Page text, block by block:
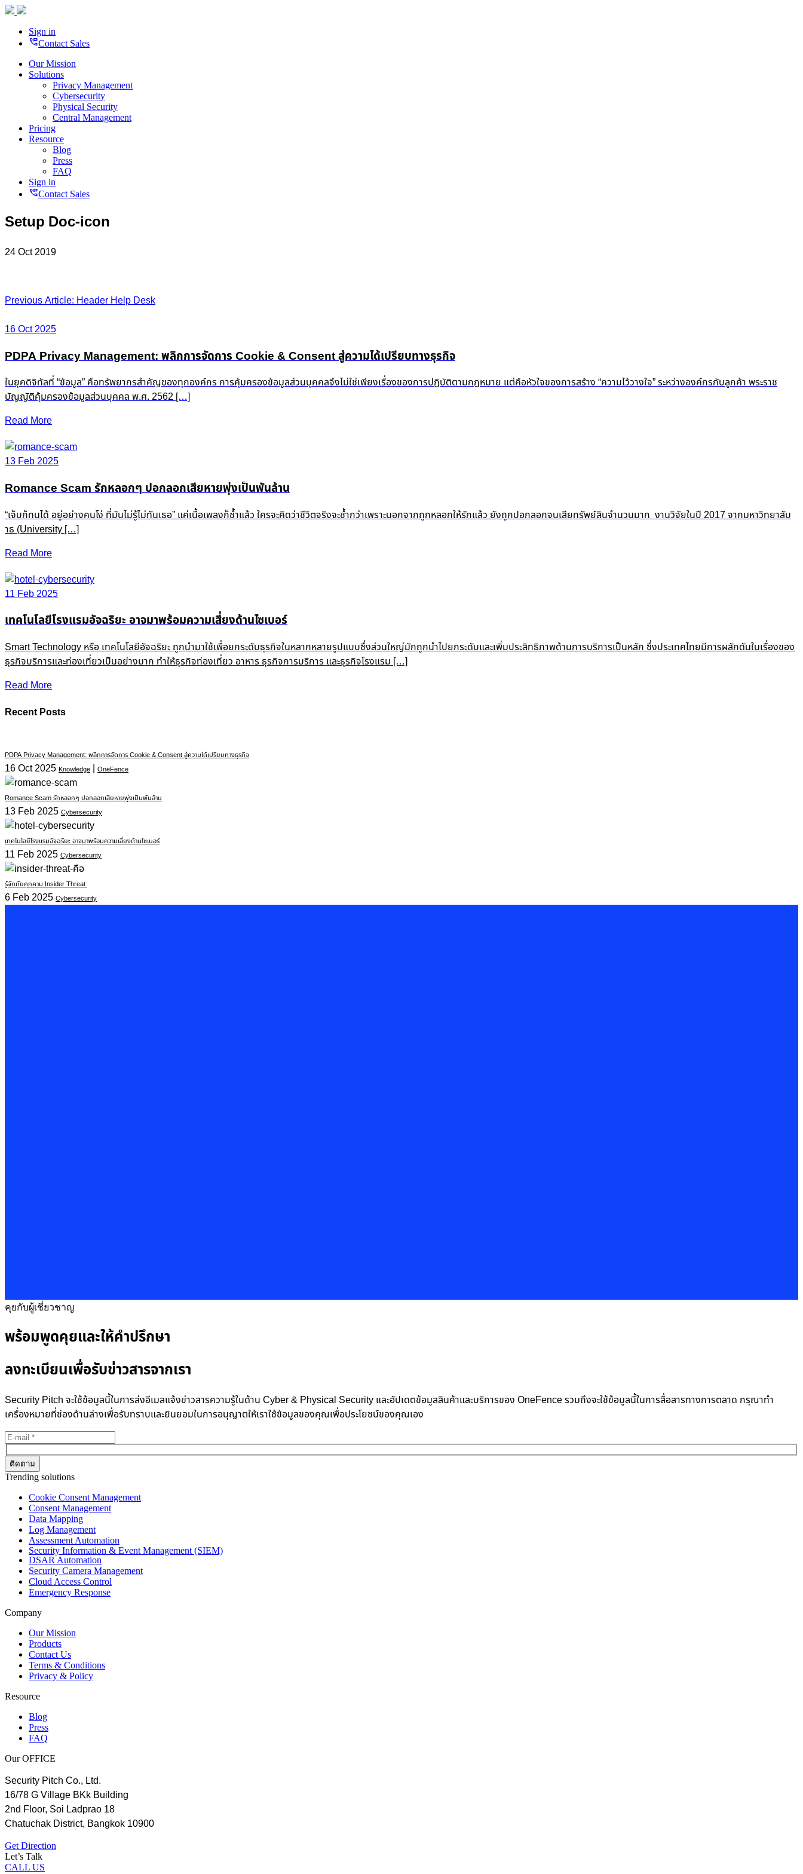
Sign in
perm_phone_msgContact Sales
Our Mission
Solutions
Privacy Management
Cybersecurity
Physical Security
Central Management
Pricing
Resource
Blog
Press
FAQ
Sign in
perm_phone_msgContact Sales
Setup Doc-icon
24 Oct 2019
Post
navigation
Previous Article: Header Help Desk
16 Oct 2025
PDPA Privacy Management: พลิกการจัดการ Cookie & Consent สู่ความได้เปรียบทางธุรกิจ
ในยุคดิจิทัลที่ “ข้อมูล” คือทรัพยากรสำคัญของทุกองค์กร การคุ้มครองข้อมูลส่วนบุคคลจึงไม่ใช่เพียงเรื่องของการปฏิบัติตามกฎหมาย แต่คือหัวใจของการสร้าง “ความไว้วางใจ” ระหว่างองค์กรกับลูกค้า พระราช
บัญญัติคุ้มครองข้อมูลส่วนบุคคล พ.ศ. 2562 […]
Read More
13 Feb 2025
Romance Scam รักหลอกๆ ปอกลอกเสียหายพุ่งเป็นพันล้าน
“เจ็บก็ทนได้ อยู่อย่างคนโง่ ที่มันไม่รู้ไม่ทันเธอ” แค่เนื้อเพลงก็ช้ำแล้ว ใครจะคิดว่าชีวิตจริงจะช้ำกว่าเพราะนอกจากถูกหลอกให้รักแล้ว ยังถูกปอกลอกจนเสียทรัพย์สินจำนวนมาก งานวิจัยในปี 2017 จากมหาวิทยาลับ
าธ (University […]
Read More
11 Feb 2025
เทคโนโลยีโรงแรมอัจฉริยะ อาจมาพร้อมความเสี่ยงด้านไซเบอร์
Smart Technology หรือ เทคโนโลยีอัจฉริยะ ถูกนำมาใช้เพื่อยกระดับธุรกิจในหลากหลายรูปแบบซึ่งส่วนใหญ่มักถูกนำไปยกระดับและเพิ่มประสิทธิภาพด้านการบริการเป็นหลัก ซึ่งประเทศไทยมีการผลักดันในเรื่องของ
ธุรกิจบริการและท่องเที่ยวเป็นอย่างมาก ทำให้ธุรกิจท่องเที่ยว อาหาร ธุรกิจการบริการ และธุรกิจโรงแรม […]
Read More
Recent Posts
PDPA Privacy Management: พลิกการจัดการ Cookie & Consent สู่ความได้เปรียบทางธุรกิจ
16 Oct 2025 Knowledge | OneFence
Romance Scam รักหลอกๆ ปอกลอกเสียหายพุ่งเป็นพันล้าน
13 Feb 2025 Cybersecurity
เทคโนโลยีโรงแรมอัจฉริยะ อาจมาพร้อมความเสี่ยงด้านไซเบอร์
11 Feb 2025 Cybersecurity
รู้จักภัยคุกคาม Insider Threat
6 Feb 2025 Cybersecurity
คุยกับผู้เชี่ยวชาญ
พร้อมพูดคุยและให้คำปรึกษา
ลงทะเบียนเพื่อรับข่าวสารจากเรา
Security Pitch จะใช้ข้อมูลนี้ในการส่งอีเมลแจ้งข่าวสารความรู้ในด้าน Cyber & Physical Security และอัปเดตข้อมูลสินค้าและบริการของ OneFence รวมถึงจะใช้ข้อมูลนี้ในการสื่อสารทางการตลาด กรุณาทำ
เครื่องหมายที่ช่องด้านล่างเพื่อรับทราบและยินยอมในการอนุญาตให้เราใช้ข้อมูลของคุณเพื่อประโยชน์ของคุณเอง
Trending solutions
Cookie Consent Management
Consent Management
Data Mapping
Log Management
Assessment Automation
Security Information & Event Management (SIEM)
DSAR Automation
Security Camera Management
Cloud Access Control
Emergency Response
Company
Our Mission
Products
Contact Us
Terms & Conditions
Privacy & Policy
Resource
Blog
Press
FAQ
Our OFFICE
Security Pitch Co., Ltd.
16/78 G Village BKk Building
2nd Floor, Soi Ladprao 18
Chatuchak District, Bangkok 10900
Get Direction
Let’s Talk
CALL US